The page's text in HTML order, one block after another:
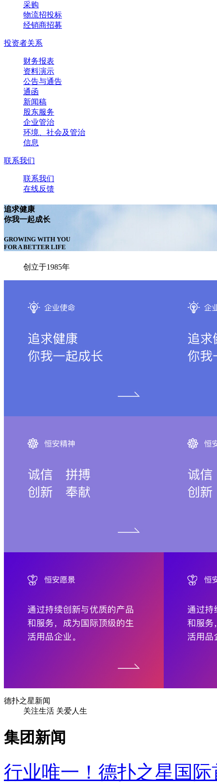
采购
物流招投标
经销商招募
投资者关系
财务报表
资料演示
公告与通告
通函
新闻稿
股东服务
企业管治
环境、社会及管治
信息
联系我们
联系我们
在线反馈
追求健康
你我一起成长
GROWING WITH YOU
FOR A BETTER LIFE
创立于1985年
德扑之星新闻
关注生活 关爱人生
集团新闻
行业唯一！德扑之星国